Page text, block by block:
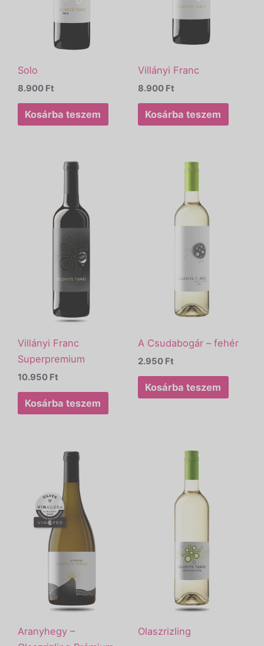
Solo
8.900 Ft
Kosárba teszem
Villányi Franc
8.900 Ft
Kosárba teszem
Villányi Franc
Superpremium
10.950 Ft
Kosárba teszem
A Csudabogár – fehér
2.950 Ft
Kosárba teszem
Aranyhegy –
Olaszrizling